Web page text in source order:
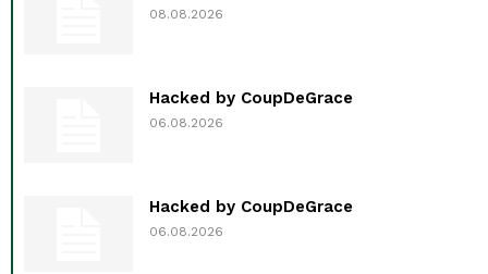
08.08.2026
Hacked by CoupDeGrace
06.08.2026
Hacked by CoupDeGrace
06.08.2026